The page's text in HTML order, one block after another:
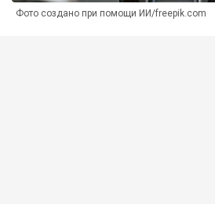
Фото создано при помощи ИИ/freepik.com